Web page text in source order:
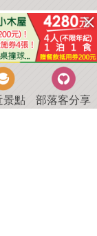
景點 部落客分享